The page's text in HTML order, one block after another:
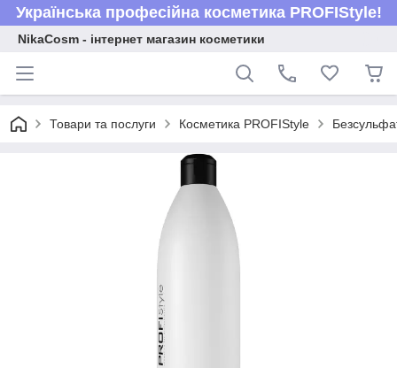
Українська професійна косметика PROFIStyle!
NikaCosm - інтернет магазин косметики
Товари та послуги Косметика PROFIStyle